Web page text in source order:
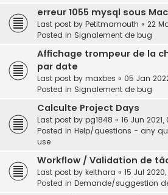
erreur 1055 mysql sous Mac
Last post by Petitmamouth « 22
Posted in Signalement de bug
Affichage trompeur de la
par date
Last post by maxbes « 05 Jan
Posted in Signalement de bug
Calculte Project Days
Last post by pg1848 « 16 Jun 2021,
Posted in Help/questions - any
use
Workflow / Validation de
Last post by kelthara « 15 Jul 2020,
Posted in Demande/suggestion